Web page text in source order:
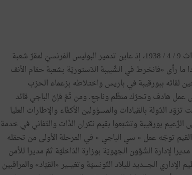
استيقظ الوعي الوطنيّ في نفس الباجي قائد السّبسي منذ أحداث 9 / 4 / 1938، إذ عاين تدمير البوليس الفرنسيّ لمقرّ شعبة
رأى «فانخرط في الشّبيبة الدّستوريّة بشعبة حمّام الأنف
لقائه ببورقيبة في باريس واختلاطه بزعماء الحزب
عمل هادف وتحرّك منظّم وناجع. ومن ثَمّ فإنّ الباجي قائد
الدّولة بالقيادات والمسؤولين الأكفّاء والإطارات العليا
بورقيبة وتشبّعوا بقيم نكران الذّات والتّفاني في خدمة
توجّه عمل « سي الباجي « في المرحلة الأولى من تحمّله
لإدارة الشّؤون الجهويّة بوزارة الدّاخليّة ثمّ مديرا للأمن
تركيز التّنظيم الإداري الجــــديد للبلاد التّونسيّة وتغيـــير «القيّاد» والمراقبين